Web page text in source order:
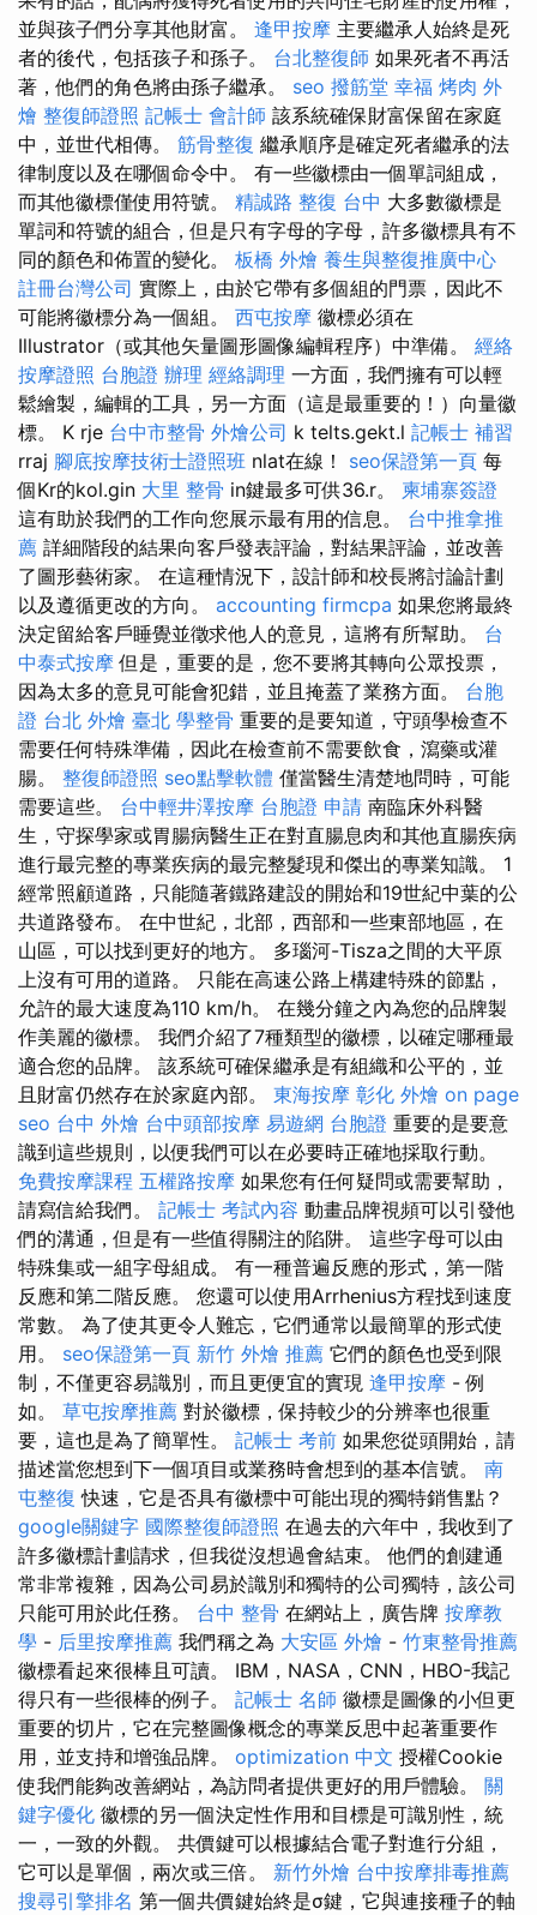
並與孩子們分享其他財富。 逢甲按摩 主要繼承人始終是死
者的後代，包括孩子和孫子。 台北整復師 如果死者不再活
著，他們的角色將由孫子繼承。 seo 撥筋堂 幸福 烤肉 外
燴 整復師證照 記帳士 會計師 該系統確保財富保留在家庭
中，並世代相傳。 筋骨整復 繼承順序是確定死者繼承的法
律制度以及在哪個命令中。 有一些徽標由一個單詞組成，
而其他徽標僅使用符號。 精誠路 整復 台中 大多數徽標是
單詞和符號的組合，但是只有字母的字母，許多徽標具有不
同的顏色和佈置的變化。 板橋 外燴 養生與整復推廣中心
註冊台灣公司 實際上，由於它帶有多個組的門票，因此不
可能將徽標分為一個組。 西屯按摩 徽標必須在
Illustrator（或其他矢量圖形圖像編輯程序）中準備。 經絡
按摩證照 台胞證 辦理 經絡調理 一方面，我們擁有可以輕
鬆繪製，編輯的工具，另一方面（這是最重要的！）向量徽
標。 K rje 台中市整骨 外燴公司 k telts.gekt.l 記帳士 補習
rraj 腳底按摩技術士證照班 nlat在線！ seo保證第一頁 每
個Kr的kol.gin 大里 整骨 in鍵最多可供36.r。 柬埔寨簽證
這有助於我們的工作向您展示最有用的信息。 台中推拿推
薦 詳細階段的結果向客戶發表評論，對結果評論，並改善
了圖形藝術家。 在這種情況下，設計師和校長將討論計劃
以及遵循更改的方向。 accounting firmcpa 如果您將最終
決定留給客戶睡覺並徵求他人的意見，這將有所幫助。 台
中泰式按摩 但是，重要的是，您不要將其轉向公眾投票，
因為太多的意見可能會犯錯，並且掩蓋了業務方面。 台胞
證 台北 外燴 臺北 學整骨 重要的是要知道，守頭學檢查不
需要任何特殊準備，因此在檢查前不需要飲食，瀉藥或灌
腸。 整復師證照 seo點擊軟體 僅當醫生清楚地問時，可能
需要這些。 台中輕井澤按摩 台胞證 申請 南臨床外科醫
生，守探學家或胃腸病醫生正在對直腸息肉和其他直腸疾病
進行最完整的專業疾病的最完整髮現和傑出的專業知識。 1
經常照顧道路，只能隨著鐵路建設的開始和19世紀中葉的公
共道路發布。 在中世紀，北部，西部和一些東部地區，在
山區，可以找到更好的地方。 多瑙河-Tisza之間的大平原
上沒有可用的道路。 只能在高速公路上構建特殊的節點，
允許的最大速度為110 km/h。 在幾分鐘之內為您的品牌製
作美麗的徽標。 我們介紹了7種類型的徽標，以確定哪種最
適合您的品牌。 該系統可確保繼承是有組織和公平的，並
且財富仍然存在於家庭內部。 東海按摩 彰化 外燴 on page
seo 台中 外燴 台中頭部按摩 易遊網 台胞證 重要的是要意
識到這些規則，以便我們可以在必要時正確地採取行動。
免費按摩課程 五權路按摩 如果您有任何疑問或需要幫助，
請寫信給我們。 記帳士 考試內容 動畫品牌視頻可以引發他
們的溝通，但是有一些值得關注的陷阱。 這些字母可以由
特殊集或一組字母組成。 有一種普遍反應的形式，第一階
反應和第二階反應。 您還可以使用Arrhenius方程找到速度
常數。 為了使其更令人難忘，它們通常以最簡單的形式使
用。 seo保證第一頁 新竹 外燴 推薦 它們的顏色也受到限
制，不僅更容易識別，而且更便宜的實現 逢甲按摩 - 例
如。 草屯按摩推薦 對於徽標，保持較少的分辨率也很重
要，這也是為了簡單性。 記帳士 考前 如果您從頭開始，請
描述當您想到下一個項目或業務時會想到的基本信號。 南
屯整復 快速，它是否具有徽標中可能出現的獨特銷售點？
google關鍵字 國際整復師證照 在過去的六年中，我收到了
許多徽標計劃請求，但我從沒想過會結束。 他們的創建通
常非常複雜，因為公司易於識別和獨特的公司獨特，該公司
只能可用於此任務。 台中 整骨 在網站上，廣告牌 按摩教
學 - 后里按摩推薦 我們稱之為 大安區 外燴 - 竹東整骨推薦
徽標看起來很棒且可讀。 IBM，NASA，CNN，HBO-我記
得只有一些很棒的例子。 記帳士 名師 徽標是圖像的小但更
重要的切片，它在完整圖像概念的專業反思中起著重要作
用，並支持和增強品牌。 optimization 中文 授權Cookie
使我們能夠改善網站，為訪問者提供更好的用戶體驗。 關
鍵字優化 徽標的另一個決定性作用和目標是可識別性，統
一，一致的外觀。 共價鍵可以根據結合電子對進行分組，
它可以是單個，兩次或三倍。 新竹外燴 台中按摩排毒推薦
搜尋引擎排名 第一個共價鍵始終是σ鍵，它與連接種子的軸